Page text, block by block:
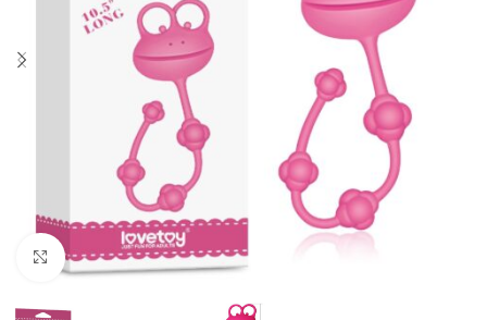
Click to enlarge